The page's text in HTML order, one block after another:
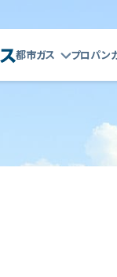
都市ガス プロパン